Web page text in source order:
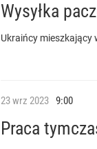
Wysyłka
Ukraińcy mieszkający
Praca
23wrz 2023 9:00